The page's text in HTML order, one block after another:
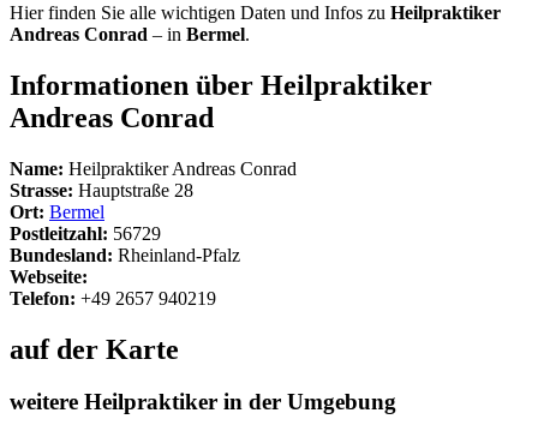
Hier finden Sie alle wichtigen Daten und Infos zu Heilpraktiker
Andreas Conrad – in Bermel.
Informationen über Heilpraktiker
Andreas Conrad
Name: Heilpraktiker Andreas Conrad
Strasse: Hauptstraße 28
Ort: Bermel
Postleitzahl: 56729
Bundesland: Rheinland-Pfalz
Webseite:
Telefon: +49 2657 940219
auf der Karte
weitere Heilpraktiker in der Umgebung